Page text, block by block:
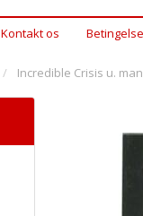
Kontakt os
Incredible Crisis u.